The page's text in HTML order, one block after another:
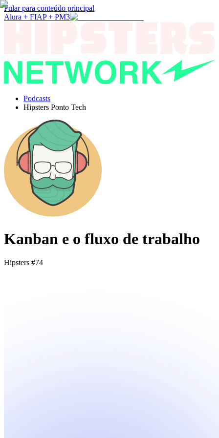
Pular para conteúdo principal
Alura + FIAP + PM3
Podcasts
Hipsters Ponto Tech
Kanban e o fluxo de trabalho
Hipsters #74